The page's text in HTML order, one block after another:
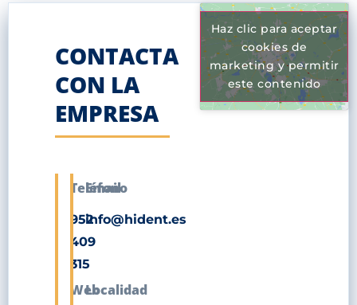
CONTACTA
CON LA
EMPRESA
Teléfono
952
409
315
Email
info@hident.es
WebLocalidad
Haz clic para aceptar
cookies de
marketing y permitir
este contenido